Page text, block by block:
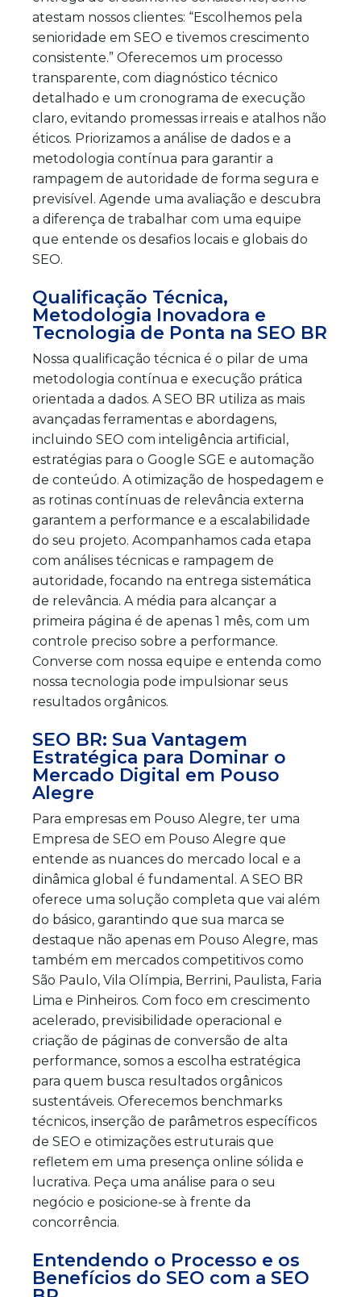
atestam nossos clientes: “Escolhemos pela
senioridade em SEO e tivemos crescimento
consistente.” Oferecemos um processo
transparente, com diagnóstico técnico
detalhado e um cronograma de execução
claro, evitando promessas irreais e atalhos não
éticos. Priorizamos a análise de dados e a
metodologia contínua para garantir a
rampagem de autoridade de forma segura e
previsível. Agende uma avaliação e descubra
a diferença de trabalhar com uma equipe
que entende os desafios locais e globais do
SEO.
Qualificação Técnica,
Metodologia Inovadora e
Tecnologia de Ponta na SEO BR
Nossa qualificação técnica é o pilar de uma
metodologia contínua e execução prática
orientada a dados. A SEO BR utiliza as mais
avançadas ferramentas e abordagens,
incluindo SEO com inteligência artificial,
estratégias para o Google SGE e automação
de conteúdo. A otimização de hospedagem e
as rotinas contínuas de relevância externa
garantem a performance e a escalabilidade
do seu projeto. Acompanhamos cada etapa
com análises técnicas e rampagem de
autoridade, focando na entrega sistemática
de relevância. A média para alcançar a
primeira página é de apenas 1 mês, com um
controle preciso sobre a performance.
Converse com nossa equipe e entenda como
nossa tecnologia pode impulsionar seus
resultados orgânicos.
SEO BR: Sua Vantagem
Estratégica para Dominar o
Mercado Digital em Pouso
Alegre
Para empresas em Pouso Alegre, ter uma
Empresa de SEO em Pouso Alegre que
entende as nuances do mercado local e a
dinâmica global é fundamental. A SEO BR
oferece uma solução completa que vai além
do básico, garantindo que sua marca se
destaque não apenas em Pouso Alegre, mas
também em mercados competitivos como
São Paulo, Vila Olímpia, Berrini, Paulista, Faria
Lima e Pinheiros. Com foco em crescimento
acelerado, previsibilidade operacional e
criação de páginas de conversão de alta
performance, somos a escolha estratégica
para quem busca resultados orgânicos
sustentáveis. Oferecemos benchmarks
técnicos, inserção de parâmetros específicos
de SEO e otimizações estruturais que
refletem em uma presença online sólida e
lucrativa. Peça uma análise para o seu
negócio e posicione-se à frente da
concorrência.
Entendendo o Processo e os
Benefícios do SEO com a SEO